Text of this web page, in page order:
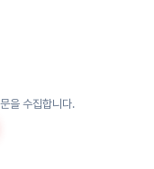
을 수집합니다.